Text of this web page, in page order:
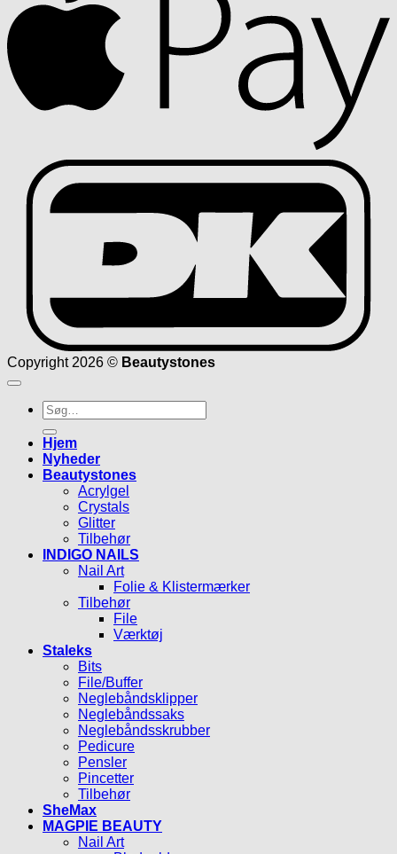
Copyright 2026 © Beautystones
Søg
efter:
Hjem
Nyheder
Beautystones
Acrylgel
Crystals
Glitter
Tilbehør
INDIGO NAILS
Nail Art
Folie & Klistermærker
Tilbehør
File
Værktøj
Staleks
Bits
File/Buffer
Neglebåndsklipper
Neglebåndssaks
Neglebåndsskrubber
Pedicure
Pensler
Pincetter
Tilbehør
SheMax
MAGPIE BEAUTY
Nail Art